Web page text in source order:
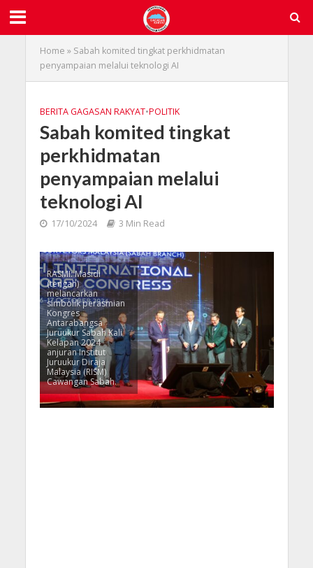
Home » Sabah komited tingkat perkhidmatan
penyampaian melalui teknologi AI
BERITA GAGASAN RAKYAT•POLITIK
Sabah komited tingkat
perkhidmatan
penyampaian melalui
teknologi AI
17/10/2024 3 Min Read
RASMI: Masidi
(tengah)
melancarkan
simbolik perasmian
Kongres
Antarabangsa
Juruukur Sabah Kali
Kelapan 2024
anjuran Institut
Juruukur Diraja
Malaysia (RISM)
Cawangan Sabah.